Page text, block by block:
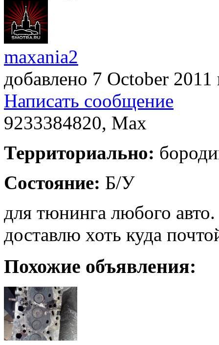
maxania2
добавлено 7 October 2011
Написать сообщение
9233384820, Max
Территориально:
Состояние: Б/У
для тюнинга любого
доставлю хоть куда
Похожие объявления: